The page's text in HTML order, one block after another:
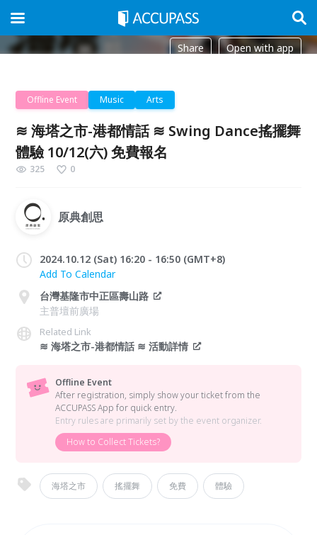
Share Open with app
Offline Event Music Arts
≋ 海塔之市-港都情話 ≋ Swing Dance搖擺舞
體驗 10/12(六) 免費報名
325 0
原典創思
2024.10.12 (Sat) 16:20 - 16:50 (GMT+8)
Add To Calendar
台灣基隆市中正區壽山路
主普壇前廣場
Related Link
≋ 海塔之市-港都情話 ≋ 活動詳情
Offline Event
After registration, simply show your ticket from the
ACCUPASS App for quick entry.
Entry rules are primarily set by the event organizer.
How to Collect Tickets?
海塔之市 搖擺舞 免費 體驗